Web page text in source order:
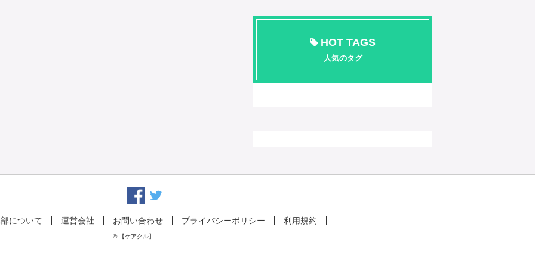
HOT TAGS
人気のタグ
について 運営会社 お問い合わせ プライバシーポリシー 利用規約
© 【ケアクル】